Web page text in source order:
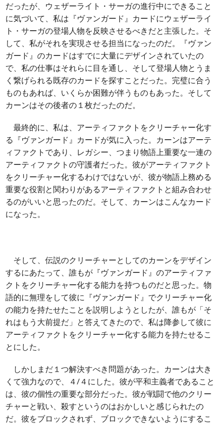
だったが、ウェザーライト・サーガの進行中にできること
に気づいて、私は『ヴァンガード』カードにウェザーライ
ト・サーガの登場人物を反映させるべきだと主張した。そ
して、私がそれを実現させる担当になったのだ。『ヴァン
ガード』のカードはすでに大量にデザインされていたの
で、私の仕事はそれらに目を通し、そして登場人物とうま
く繋げられる既存のカードを探すことだった。完璧に合う
ものもあれば、いくらか困難が伴うものもあった。そして
カーンはその後者の１枚だったのだ。
最終的に、私は、アーティファクトをクリーチャー化す
る『ヴァンガード』カードが気に入った。カーンはアーテ
ィファクトであり、レガシー、つまり物語上重要な一連の
アーティファクトの守護者だった。彼がアーティファクト
をクリーチャー化するわけではないが、彼が物語上務める
重要な役割と関わりがあるアーティファクトと組み合わせ
るのがいいと思ったのだ。そして、カーンはこんなカード
になった。
そして、伝説のクリーチャーとしてのカーンをデザイン
するにあたって、誰もが『ヴァンガード』のアーティファ
クトをクリーチャー化する能力を持つものだと思った。物
語的に無理をして彼に『ヴァンガード』でクリーチャー化
の能力を持たせたことを説明しようとしたが、誰もが「そ
れはもう大前提だ」と答えてきたので、私は降参して彼に
アーティファクトをクリーチャー化する能力を持たせるこ
とにした。
しかしまだ１つ解決すべき問題があった。カーンは大き
くて強力なので、４/４にした。彼が平和主義者であること
は、彼の個性の重要な部分だった。彼が戦闘で他のクリー
チャーと戦い、殺すというのはおかしいと感じられたの
だ。彼をブロックされず、ブロックできないようにするこ